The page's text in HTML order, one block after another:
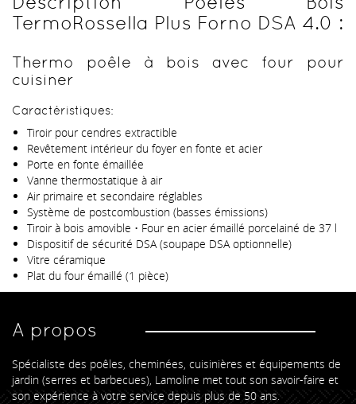
TermoRossella Plus Forno DSA 4.0 :
Thermo poêle à bois avec four pour
cuisiner
Caractéristiques:
Tiroir pour cendres extractible
Revêtement intérieur du foyer en fonte et acier
Porte en fonte émaillée
Vanne thermostatique à air
Air primaire et secondaire réglables
Système de postcombustion (basses émissions)
Tiroir à bois amovible • Four en acier émaillé porcelainé de 37 l
Dispositif de sécurité DSA (soupape DSA optionnelle)
Vitre céramique
Plat du four émaillé (1 pièce)
A propos
Spécialiste des poêles, cheminées, cuisinières et équipements de
jardin (serres et barbecues), Lamoline met tout son savoir-faire et
son expérience à votre service depuis plus de 50 ans.